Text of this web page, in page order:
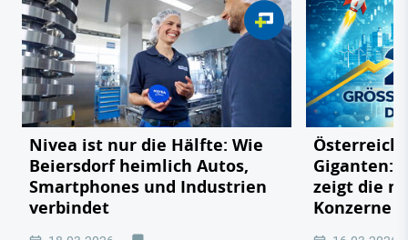
Nivea ist nur die Hälfte: Wie
Beiersdorf heimlich Autos,
Smartphones und Industrien
verbindet
Giganten:
zeigt die
Konzerne